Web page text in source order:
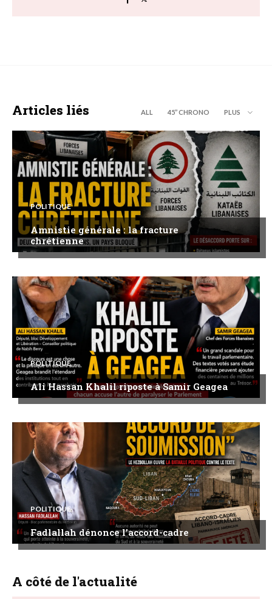
Articles liés ALL 45’’ CHRONO PLUS
POLITIQUE
Amnistie générale : la fracture
chrétienne
POLITIQUE
Ali Hassan Khalil riposte à Samir Geagea
POLITIQUE
Fadlallah dénonce l’accord-cadre
A côté de l'actualité